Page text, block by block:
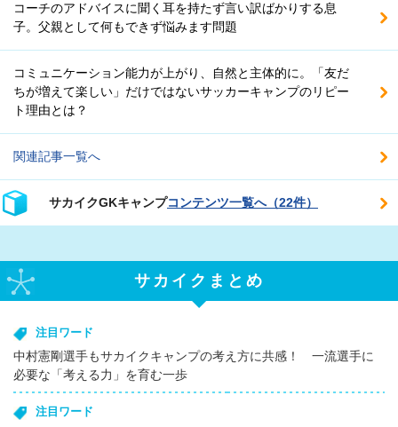
コーチのアドバイスに聞く耳を持たず言い訳ばかりする息
子。父親として何もできず悩みます問題
コミュニケーション能力が上がり、自然と主体的に。「友だ
ちが増えて楽しい」だけではないサッカーキャンプのリピー
ト理由とは？
関連記事一覧へ
サカイクGKキャンプコンテンツ一覧へ（22件）
サカイクまとめ
注目ワード
中村憲剛選手もサカイクキャンプの考え方に共感！ 一流選手に
必要な「考える力」を育む一歩
注目ワード